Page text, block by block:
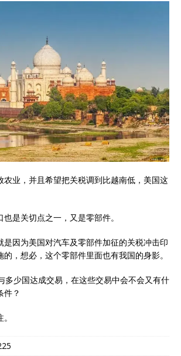
农业，并且希望把关税调到比越南低，美国这
是关切点之一，又是零部件。
是因为美国对汽车及零部件加征的关税冲击印
，想必，这个零部件里面也有我国的身影。
多少国达成交易，在这些交易中会不会又有什
件？